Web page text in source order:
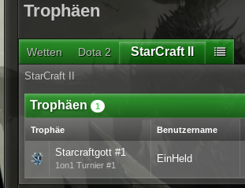
Trophäen
Wetten Dota 2 StarCraft II
StarCraft II
Trophäen 1
Trophäe Benutzername
Starcraftgott #1
1on1 Turnier #1
EinHeld